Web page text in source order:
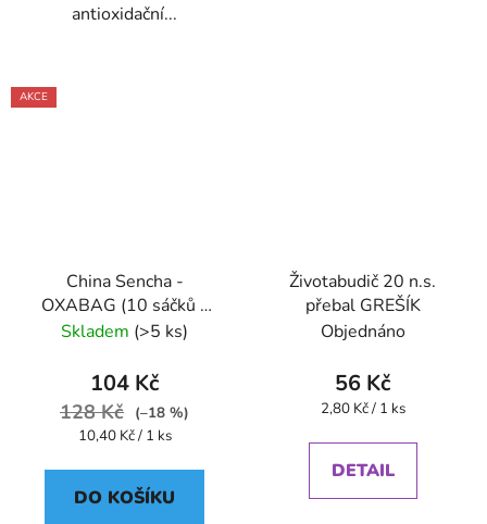
antioxidační...
AKCE
China Sencha -
OXABAG (10 sáčků x
4g) - Oxalis
Skladem (>5 ks)
104 Kč
128 Kč
(–18 %)
Měrná
10,40 Kč / 1 ks
DO KOŠÍKU
Životabudič 20 n.s.
přebal GREŠÍK
Objednáno
56 Kč
Měrná
2,80 Kč / 1 ks
DETAIL